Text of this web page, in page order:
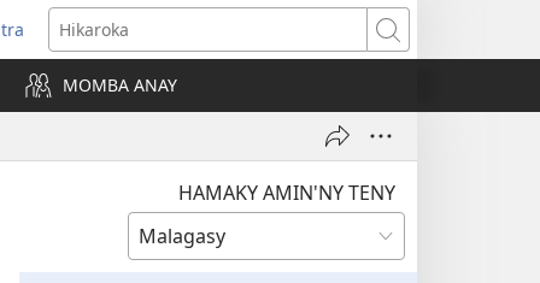
Hikaroka
MOMBA ANAY
HAMAKY AMIN'NY TENY